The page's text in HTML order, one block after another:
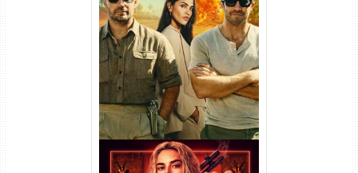
Na Zona Cinzenta Torrent
(2026) WEB-DL 1080p/4K
Dual Áudio